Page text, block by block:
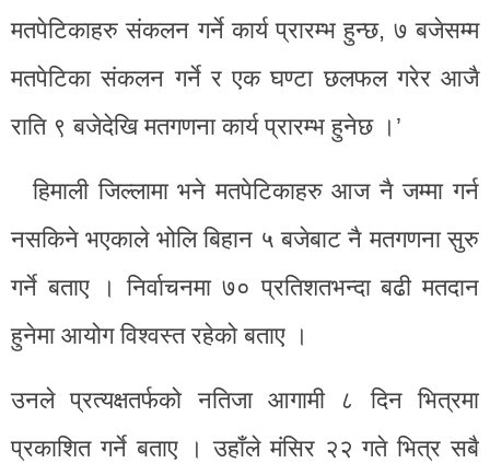
मतपेटिकाहरु संकलन गर्ने कार्य प्रारम्भ हुन्छ, ७ बजेसम्म
मतपेटिका संकलन गर्ने र एक घण्टा छलफल गरेर आजै
राति ९ बजेदेखि मतगणना कार्य प्रारम्भ हुनेछ ।’
हिमाली जिल्लामा भने मतपेटिकाहरु आज नै जम्मा गर्न
नसकिने भएकाले भोलि बिहान ५ बजेबाट नै मतगणना सुरु
गर्ने बताए । निर्वाचनमा ७० प्रतिशतभन्दा बढी मतदान
हुनेमा आयोग विश्वस्त रहेको बताए ।
उनले प्रत्यक्षतर्फको नतिजा आगामी ८ दिन भित्रमा
प्रकाशित गर्ने बताए । उहाँले मंसिर २२ गते भित्र सबै